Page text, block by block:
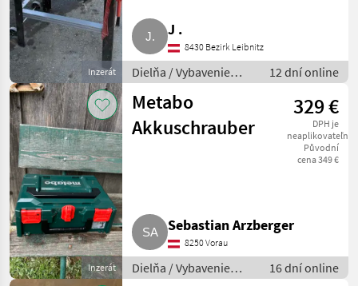
Weber
Elmag
Kersten
Agre
MARKETPLACE
Marketplace
Nabídky
prodejců
Inzeráty
Inzerát
J .
8430 Bezirk Leibnitz
Dielňa / Vybavenie
dielne
12 dní online
Inzerát
Metabo
Akkuschrauber
329 €
DPH je
neaplikovateľné
Původní
cena 349 €
Sebastian Arzberger
8250 Vorau
Dielňa / Vybavenie
16 dní online